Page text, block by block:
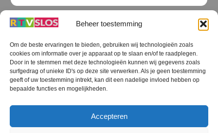
Beheer toestemming
Om de beste ervaringen te bieden, gebruiken wij technologieën zoals
cookies om informatie over je apparaat op te slaan en/of te raadplegen.
Door in te stemmen met deze technologieën kunnen wij gegevens zoals
surfgedrag of unieke ID's op deze site verwerken. Als je geen toestemming
geeft of uw toestemming intrekt, kan dit een nadelige invloed hebben op
bepaalde functies en mogelijkheden.
Accepteren
Terug
naar
boven
RTV SLOS
RTV SLOS ANBI